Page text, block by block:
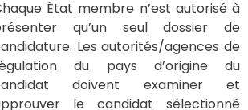
État membre n’est autorisé à
qu’un seul dossier de
Les autorités/agences de
du pays d’origine du
doivent examiner et
le candidat sélectionné